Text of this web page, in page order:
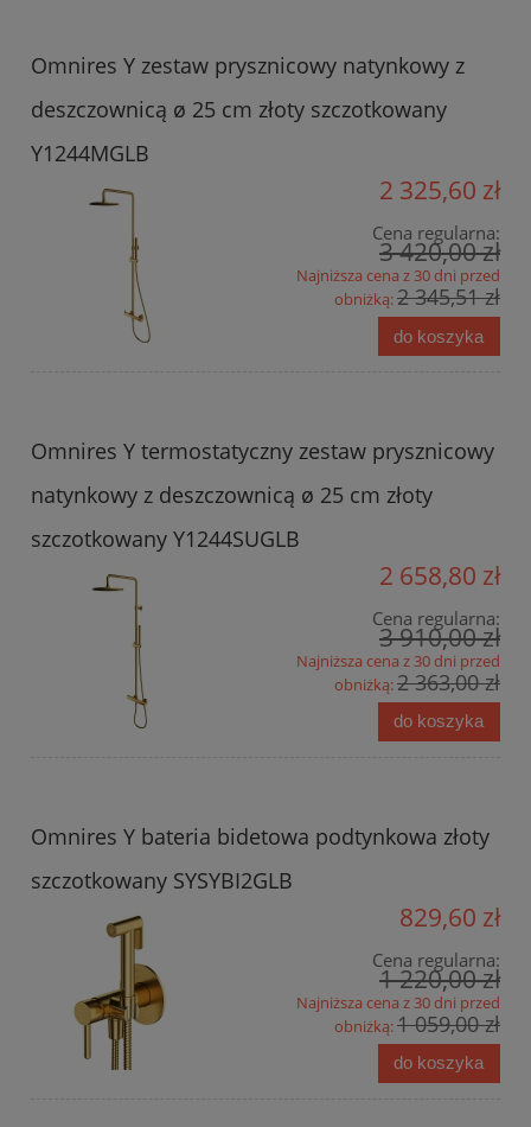
Omnires Y zestaw prysznicowy natynkowy z
deszczownicą ø 25 cm złoty szczotkowany
Y1244MGLB
2 325,60 zł
Cena regularna:
3 420,00 zł
Najniższa cena z 30 dni przed
obniżką:2 345,51 zł
do koszyka
Omnires Y termostatyczny zestaw prysznicowy
natynkowy z deszczownicą ø 25 cm złoty
szczotkowany Y1244SUGLB
2 658,80 zł
Cena regularna:
3 910,00 zł
Najniższa cena z 30 dni przed
obniżką:2 363,00 zł
do koszyka
Omnires Y bateria bidetowa podtynkowa złoty
szczotkowany SYSYBI2GLB
829,60 zł
Cena regularna:
1 220,00 zł
Najniższa cena z 30 dni przed
obniżką:1 059,00 zł
do koszyka